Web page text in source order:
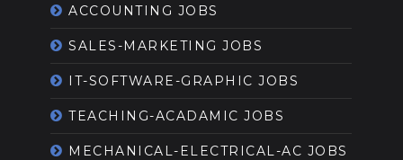
ACCOUNTING JOBS
SALES-MARKETING JOBS
IT-SOFTWARE-GRAPHIC JOBS
TEACHING-ACADAMIC JOBS
MECHANICAL-ELECTRICAL-AC JOBS